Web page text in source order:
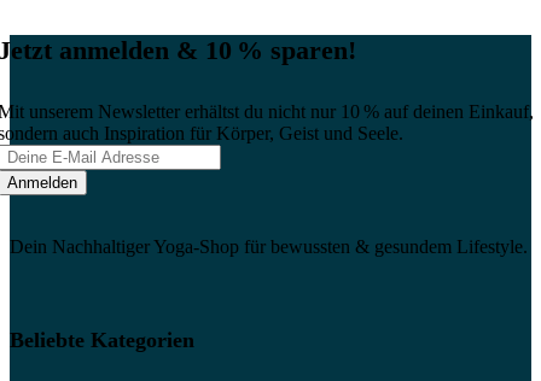
anmelden & 10 % sparen!
unserem Newsletter erhältst du nicht nur 10 % auf deinen Einkauf,
auch Inspiration für Körper, Geist und Seele.
Dein Nachhaltiger Yoga-Shop für bewussten & gesundem Lifestyle.
Beliebte Kategorien